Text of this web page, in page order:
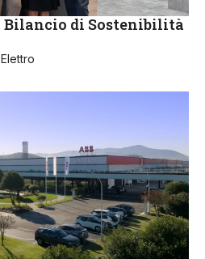
Bilancio di Sostenibilità